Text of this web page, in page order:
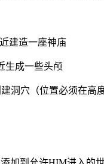
建造一座神庙
生成一些头颅
洞穴（位置必须在高